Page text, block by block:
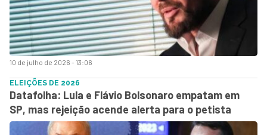
10 de julho de 2026 - 13:06
ELEIÇÕES DE 2026
Datafolha: Lula e Flávio Bolsonaro empatam em
SP, mas rejeição acende alerta para o petista